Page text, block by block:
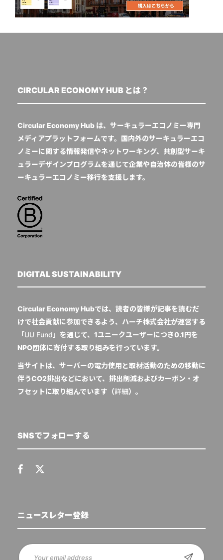
CIRCULAR ECONOMY HUB とは？
Circular Economy Hub は、サーキュラーエコノミー専門
メディアプラットフォームです。国内外のサーキュラーエコ
ノミーに関する情報発信やネットワーキング、共創型サーキ
ュラーデザインプログラムを通じて企業や自治体の皆様のサ
ーキュラーエコノミー移行を支援します。
DIGITAL SUSTAINABILITY
Circular Economy Hubでは、読者の皆様が記事を読むだ
けで社会貢献に参加できるよう、ハーチ株式会社が運営する
「UU Fund 」を通じて、1ユニークユーザーにつき0.1円を
NPO団体に寄付する取り組みを行っています。
当サイトは、サーバーの電力使用と取材活動のための移動に
伴うCO2排出などにおいて、排出削減およびカーボン・オ
フセットに取り組んでいます（詳細）。
SNSでフォローする
ニュースレター登録